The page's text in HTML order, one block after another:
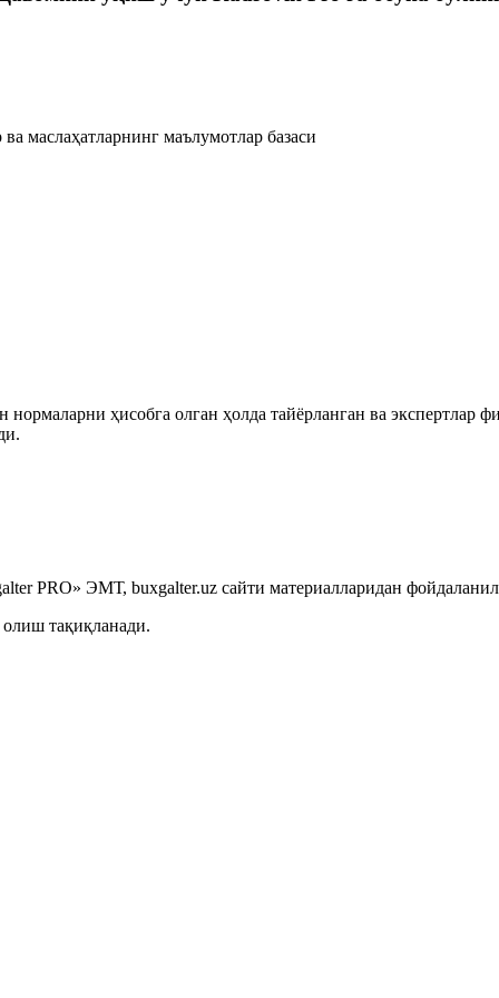
маслаҳатларнинг маълумотлар базаси
ҳисобга олган ҳолда тайёрланган ва
PRO» ЭМТ, buxgalter.uz сайти материалларидан
тақиқланади.